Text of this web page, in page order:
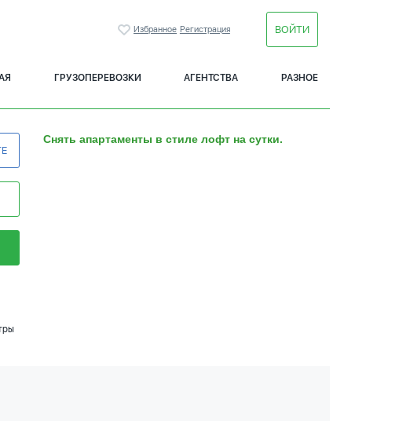
Избранное Регистрация ВОЙТИ
ГРУЗОПЕРЕВОЗКИ АГЕНТСТВА РАЗНОЕ
Снять апартаменты в стиле лофт на сутки.